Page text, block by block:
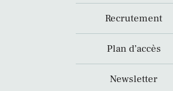
Recrutement
Plan d’accès
Newsletter